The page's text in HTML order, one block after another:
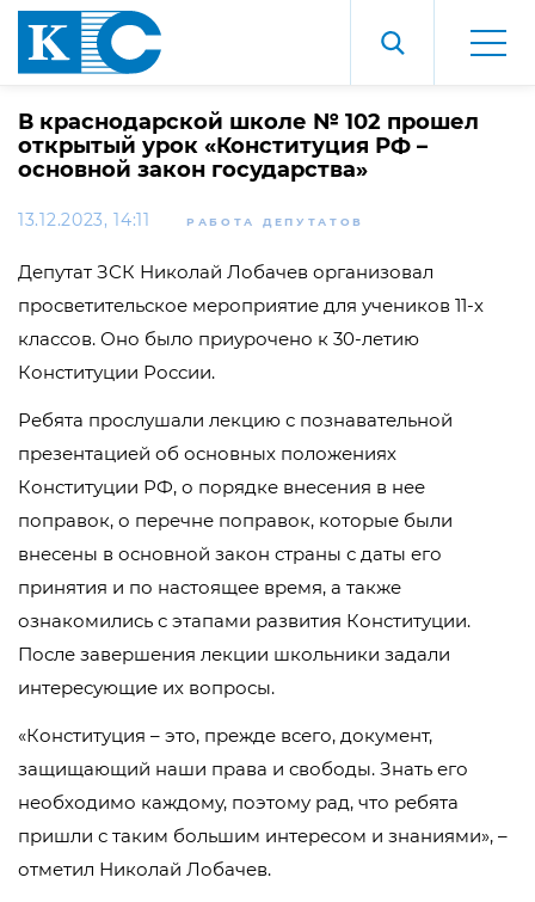
В краснодарской школе № 102 прошел
открытый урок «Конституция РФ –
основной закон государства»
13.12.2023, 14:11 РАБОТА ДЕПУТАТОВ
Депутат ЗСК Николай Лобачев организовал
просветительское мероприятие для учеников 11-х
классов. Оно было приурочено к 30-летию
Конституции России.
Ребята прослушали лекцию с познавательной
презентацией об основных положениях
Конституции РФ, о порядке внесения в нее
поправок, о перечне поправок, которые были
внесены в основной закон страны с даты его
принятия и по настоящее время, а также
ознакомились с этапами развития Конституции.
После завершения лекции школьники задали
интересующие их вопросы.
«Конституция – это, прежде всего, документ,
защищающий наши права и свободы. Знать его
необходимо каждому, поэтому рад, что ребята
пришли с таким большим интересом и знаниями», –
отметил Николай Лобачев.